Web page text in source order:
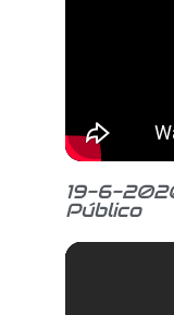
19-6-
Público